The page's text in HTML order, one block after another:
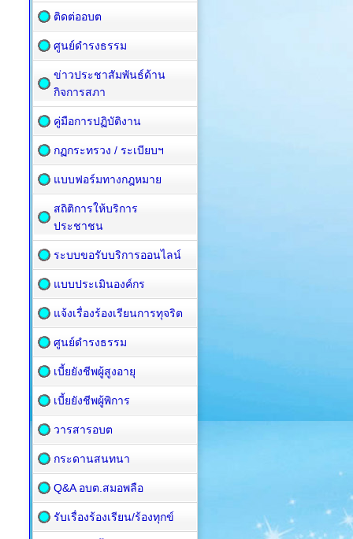
ติดต่ออบต
ศูนย์ดำรงธรรม
ข่าวประชาสัมพันธ์ด้าน
กิจการสภา
คู่มือการปฏิบัติงาน
กฏกระทรวง / ระเบียบฯ
แบบฟอร์มทางกฎหมาย
สถิติการให้บริการ
ประชาชน
ระบบขอรับบริการออนไลน์
แบบประเมินองค์กร
แจ้งเรื่องร้องเรียนการทุจริต
ศูนย์ดำรงธรรม
เบี้ยยังชีพผู้สูงอายุ
เบี้ยยังชีพผู้พิการ
วารสารอบต
กระดานสนทนา
Q&A อบต.สมอพลือ
รับเรื่องร้องเรียน/ร้องทุกข์